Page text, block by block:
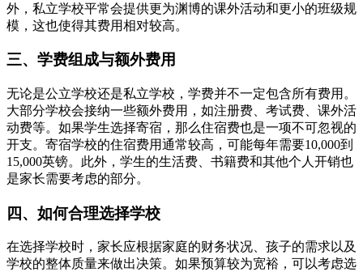
外，私立学校平常会提供更为渊博的课外活动和更小的班级规
模，这也使得其费用相对较高。
三、学费组成与额外费用
无论是公立学校还是私立学校，学费并不一定包含所有费用。
大部分学校会接纳一些额外费用，如注册费、考试费、课外活
动费等。如果学生选择寄宿，那么住宿费也是一项不可忽视的
开支。寄宿学校的住宿费用通常较高，可能每年需要10,000到
15,000英镑。此外，学生的生活费、书籍费和其他个人开销也
是家长需要考虑的部分。
四、如何合理选择学校
在选择学校时，家长应根据家庭的财务状况、孩子的需求以及
学校的整体质量来做出决策。如果预算较为宽裕，可以考虑选